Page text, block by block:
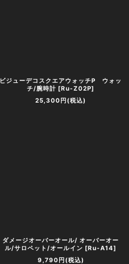
ビジューデコスクエアウォッチP ウォッ
チ/腕時計 [Ru-Z02P]
25,300円(税込)
ダメージオーバーオール/ オーバーオー
ル/サロペット/オールイン [Ru-A14]
9,790円(税込)